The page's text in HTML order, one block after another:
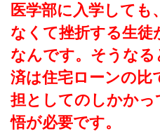
医学部に入学しても
なくて挫折する生徒
なんです。そうなる
済は住宅ローンの比
担としてのしかか
悟が必要です。